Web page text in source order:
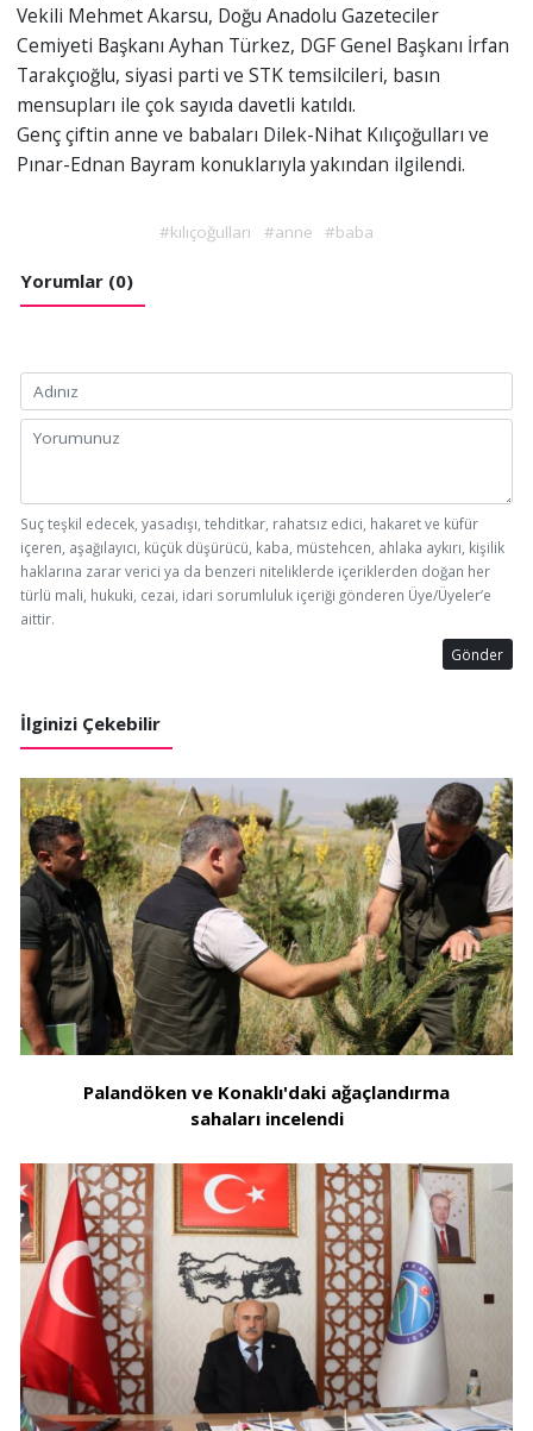
Vekili Mehmet Akarsu, Doğu Anadolu Gazeteciler
Cemiyeti Başkanı Ayhan Türkez, DGF Genel Başkanı İrfan
Tarakçıoğlu, siyasi parti ve STK temsilcileri, basın
mensupları ile çok sayıda davetli katıldı.
Genç çiftin anne ve babaları Dilek-Nihat Kılıçoğulları ve
Pınar-Ednan Bayram konuklarıyla yakından ilgilendi.
#kılıçoğulları #anne #baba
Yorumlar (0)
Suç teşkil edecek, yasadışı, tehditkar, rahatsız edici, hakaret ve küfür
içeren, aşağılayıcı, küçük düşürücü, kaba, müstehcen, ahlaka aykırı, kişilik
haklarına zarar verici ya da benzeri niteliklerde içeriklerden doğan her
türlü mali, hukuki, cezai, idari sorumluluk içeriği gönderen Üye/Üyeler’e
aittir.
Gönder
İlginizi Çekebilir
Palandöken ve Konaklı'daki ağaçlandırma
sahaları incelendi